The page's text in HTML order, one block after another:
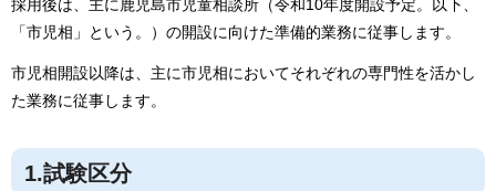
採用後は、主に鹿児島市児童相談所（令和10年度開設予定。以下、
「市児相」という。）の開設に向けた準備的業務に従事します。
市児相開設以降は、主に市児相においてそれぞれの専門性を活かし
た業務に従事します。
1.試験区分